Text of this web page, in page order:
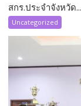
สกร.ประจำจังหวัด...
Uncategorized